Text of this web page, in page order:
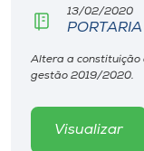
CPA
Biblioteca
Editora
13/02/2020
Altera a constituição
gestão 2019/2020.
Visualizar